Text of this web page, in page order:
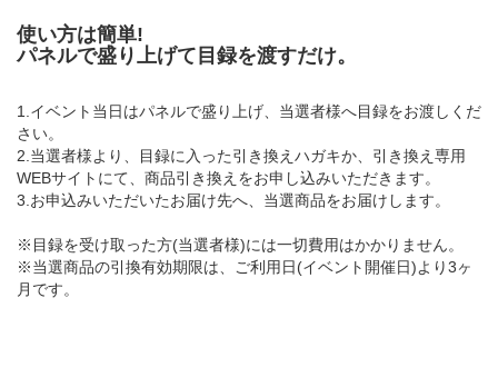
使い方は簡単!
パネルで盛り上げて目録を渡すだけ。
1.イベント当日はパネルで盛り上げ、当選者様へ目録をお渡しくだ
さい。
2.当選者様より、目録に入った引き換えハガキか、引き換え専用
WEBサイトにて、商品引き換えをお申し込みいただきます。
3.お申込みいただいたお届け先へ、当選商品をお届けします。
※目録を受け取った方(当選者様)には一切費用はかかりません。
※当選商品の引換有効期限は、ご利用日(イベント開催日)より3ヶ
月です。